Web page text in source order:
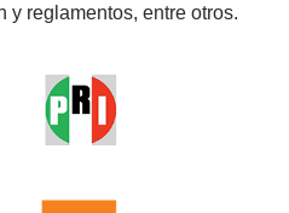
y reglamentos, entre otros.